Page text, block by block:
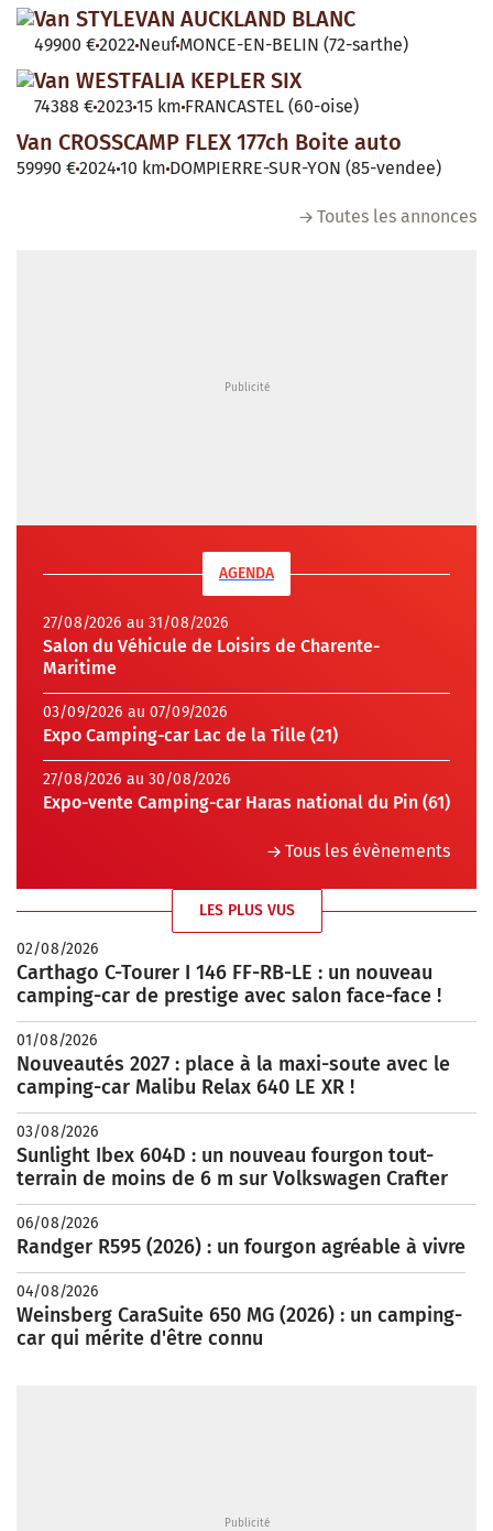
Van STYLEVAN AUCKLAND BLANC
49900 €2022 Neuf MONCE-EN-BELIN (72-sarthe)
Van WESTFALIA KEPLER SIX
74388 €2023 15 km FRANCASTEL (60-oise)
Van CROSSCAMP FLEX 177ch Boite auto
59990 €2024 10 km DOMPIERRE-SUR-YON (85-vendee)
Toutes les annonces
AGENDA
27/08/2026 au 31/08/2026
Salon du Véhicule de Loisirs de Charente-
Maritime
03/09/2026 au 07/09/2026
Expo Camping-car Lac de la Tille (21)
27/08/2026 au 30/08/2026
Expo-vente Camping-car Haras national du Pin (61)
Tous les évènements
LES PLUS VUS
02/08/2026
Carthago C-Tourer I 146 FF-RB-LE : un nouveau
camping-car de prestige avec salon face-face !
01/08/2026
Nouveautés 2027 : place à la maxi-soute avec le
camping-car Malibu Relax 640 LE XR !
03/08/2026
Sunlight Ibex 604D : un nouveau fourgon tout-
terrain de moins de 6 m sur Volkswagen Crafter
06/08/2026
Randger R595 (2026) : un fourgon agréable à vivre
04/08/2026
Weinsberg CaraSuite 650 MG (2026) : un camping-
car qui mérite d'être connu